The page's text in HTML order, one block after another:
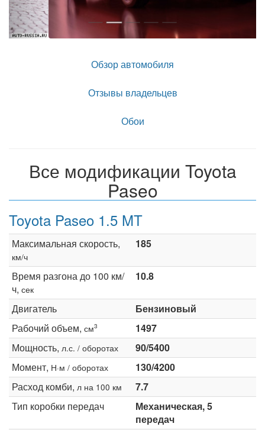
Обзор автомобиля
Отзывы владельцев
Обои
Все модификации Toyota
Paseo
Toyota Paseo 1.5 MT
Максимальная скорость,
км/ч
185
Время разгона до 100 км/
ч, сек
10.8
Двигатель
Бензиновый
Рабочий объем, см3
1497
Мощность, л.с. / оборотах
90/5400
Момент, Н·м / оборотах
130/4200
Расход комби, л на 100 км
7.7
Тип коробки передач
Механическая, 5
передач